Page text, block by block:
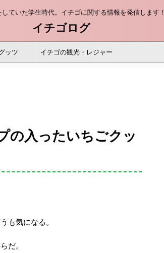
ていた学生時代。イチゴに関する情報を発信します！
イチゴログ
ッツ イチゴの観光・レジャー
の入ったいちごクッ
も気になる。
だ。